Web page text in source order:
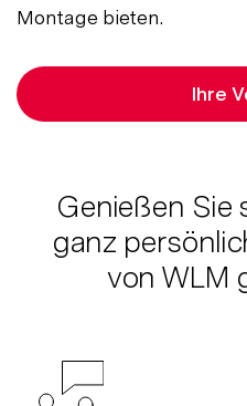
Montage bieten.
Ihre
Genießen Sie
ganz
von WLM